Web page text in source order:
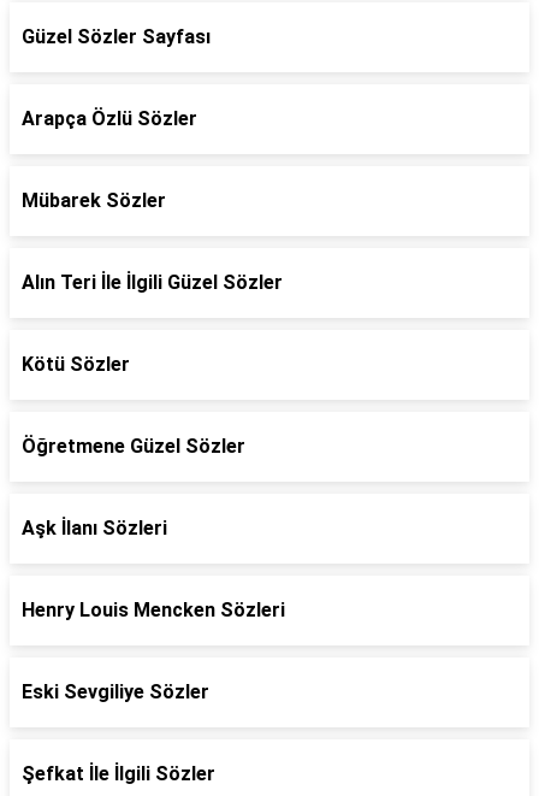
Güzel Sözler Sayfası
Arapça Özlü Sözler
Mübarek Sözler
Alın Teri İle İlgili Güzel Sözler
Kötü Sözler
Öğretmene Güzel Sözler
Aşk İlanı Sözleri
Henry Louis Mencken Sözleri
Eski Sevgiliye Sözler
Şefkat İle İlgili Sözler